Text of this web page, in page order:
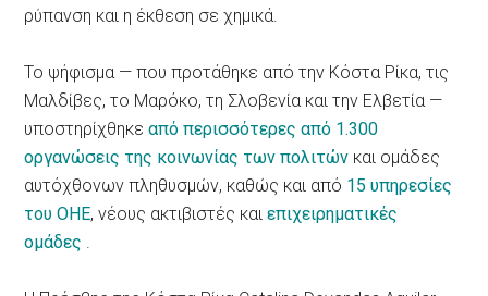
ρύπανση και η έκθεση σε χημικά.
Το ψήφισμα — που προτάθηκε από την Κόστα Ρίκα, τις
Μαλδίβες, το Μαρόκο, τη Σλοβενία ​​και την Ελβετία —
υποστηρίχθηκεαπό περισσότερες από 1.300
οργανώσεις της κοινωνίας των πολιτών και ομάδες
αυτόχθονων πληθυσμών, καθώς και από 15 υπηρεσίες
του ΟΗΕ, νέους ακτιβιστές καιεπιχειρηματικές
ομάδες